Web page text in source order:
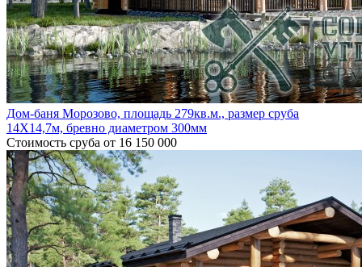
Дом-баня Морозово, площадь 279кв.м., размер сруба
14Х14,7м, бревно диаметром 300мм
Стоимость сруба от 16 150 000